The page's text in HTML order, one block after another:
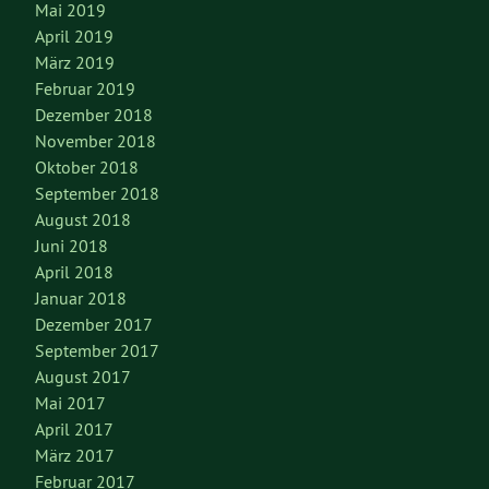
Mai 2019
April 2019
März 2019
Februar 2019
Dezember 2018
November 2018
Oktober 2018
September 2018
August 2018
Juni 2018
April 2018
Januar 2018
Dezember 2017
September 2017
August 2017
Mai 2017
April 2017
März 2017
Februar 2017